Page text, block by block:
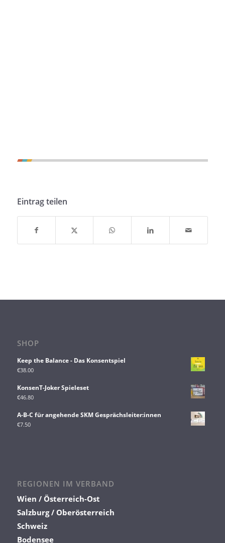
Eintrag teilen
SHOP
Keep the Balance - Das Konsentspiel
€38.00
KonsenT-Joker Spieleset
€46.80
A-B-C für angehende SKM Gesprächsleiter:innen
€7.50
REGIONEN IM VERBAND
Wien / Österreich-Ost
Salzburg / Oberösterreich
Schweiz
Bodensee